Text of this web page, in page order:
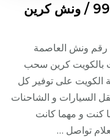
رقم ونش العاصمة / 99009551‬ / ونش كرين
ونش العاصمة
بالكويت كرين سحب
الكويت على توفير كل
السيارات و الشاحنات
كنت و مهما كانت
تواصل …